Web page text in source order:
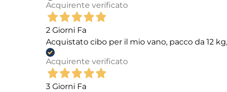
Acquirente verificato
2 Giorni Fa
Acquistato cibo per il mio vano, pacco da 12
Acquirente verificato
3 Giorni Fa